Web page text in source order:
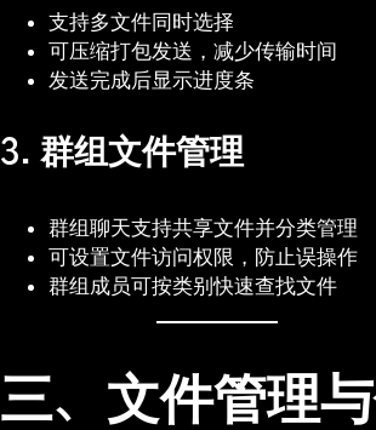
支持多文件同时选择
可压缩打包发送，减少传输时间
发送完成后显示进度条
3. 群组文件管理
群组聊天支持共享文件并分类管理
可设置文件访问权限，防止误操作
群组成员可按类别快速查找文件
三、文件管理